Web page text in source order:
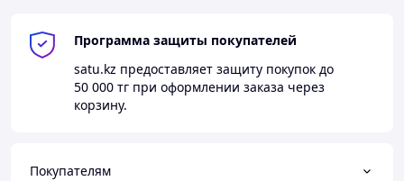
Программа защиты покупателей
satu.kz предоставляет защиту покупок до
50 000 тг при оформлении заказа через
корзину.
Покупателям